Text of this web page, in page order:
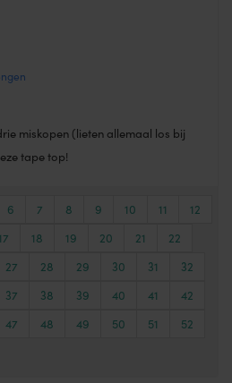
miskopen (lieten allemaal los bij
tape top!
6 7 8 9 10 11
12
17 18 19 20 21
22
27 28 29 30 31
32
37 38 39 40 41
42
47 48 49 50 51
52